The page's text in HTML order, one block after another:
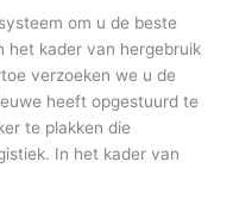
om u de beste
het kader van hergebruik
verzoeken we u de
heeft opgestuurd te
te plakken die
In het kader van